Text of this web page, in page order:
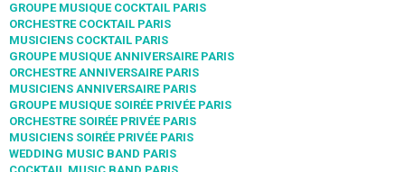
GROUPE MUSIQUE COCKTAIL PARIS
ORCHESTRE COCKTAIL PARIS
MUSICIENS COCKTAIL PARIS
GROUPE MUSIQUE ANNIVERSAIRE PARIS
ORCHESTRE ANNIVERSAIRE PARIS
MUSICIENS ANNIVERSAIRE PARIS
GROUPE MUSIQUE SOIRÉE PRIVÉE PARIS
ORCHESTRE SOIRÉE PRIVÉE PARIS
MUSICIENS SOIRÉE PRIVÉE PARIS
WEDDING MUSIC BAND PARIS